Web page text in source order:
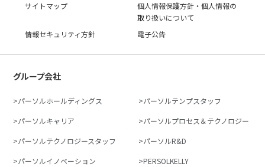
サイトマップ
個人情報保護方針・個人情報の
取り扱いについて
情報セキュリティ方針
電子公告
グループ会社
パーソルホールディングス
パーソルテンプスタッフ
パーソルキャリア
パーソルプロセス＆テクノロジー
パーソルテクノロジースタッフ
パーソルR&D
パーソルイノベーション
PERSOLKELLY